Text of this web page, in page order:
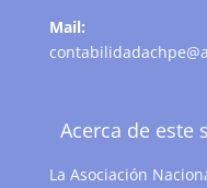
Mail:
Acerca de este
La Asociación